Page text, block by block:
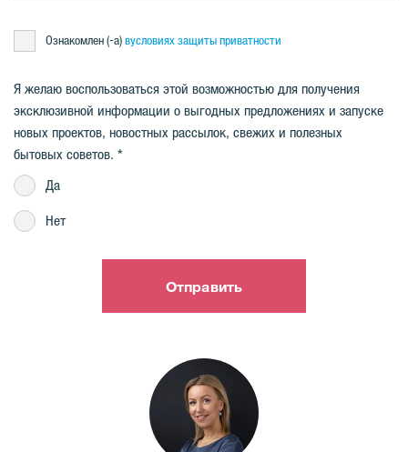
Ознакомлен (-a)вусловиях защиты приватности
Я желаю воспользоваться этой возможностью для получения
эксклюзивной информации о выгодных предложениях и запуске
новых проектов, новостных рассылок, свежих и полезных
бытовых советов.
Да
Нет
Отправить